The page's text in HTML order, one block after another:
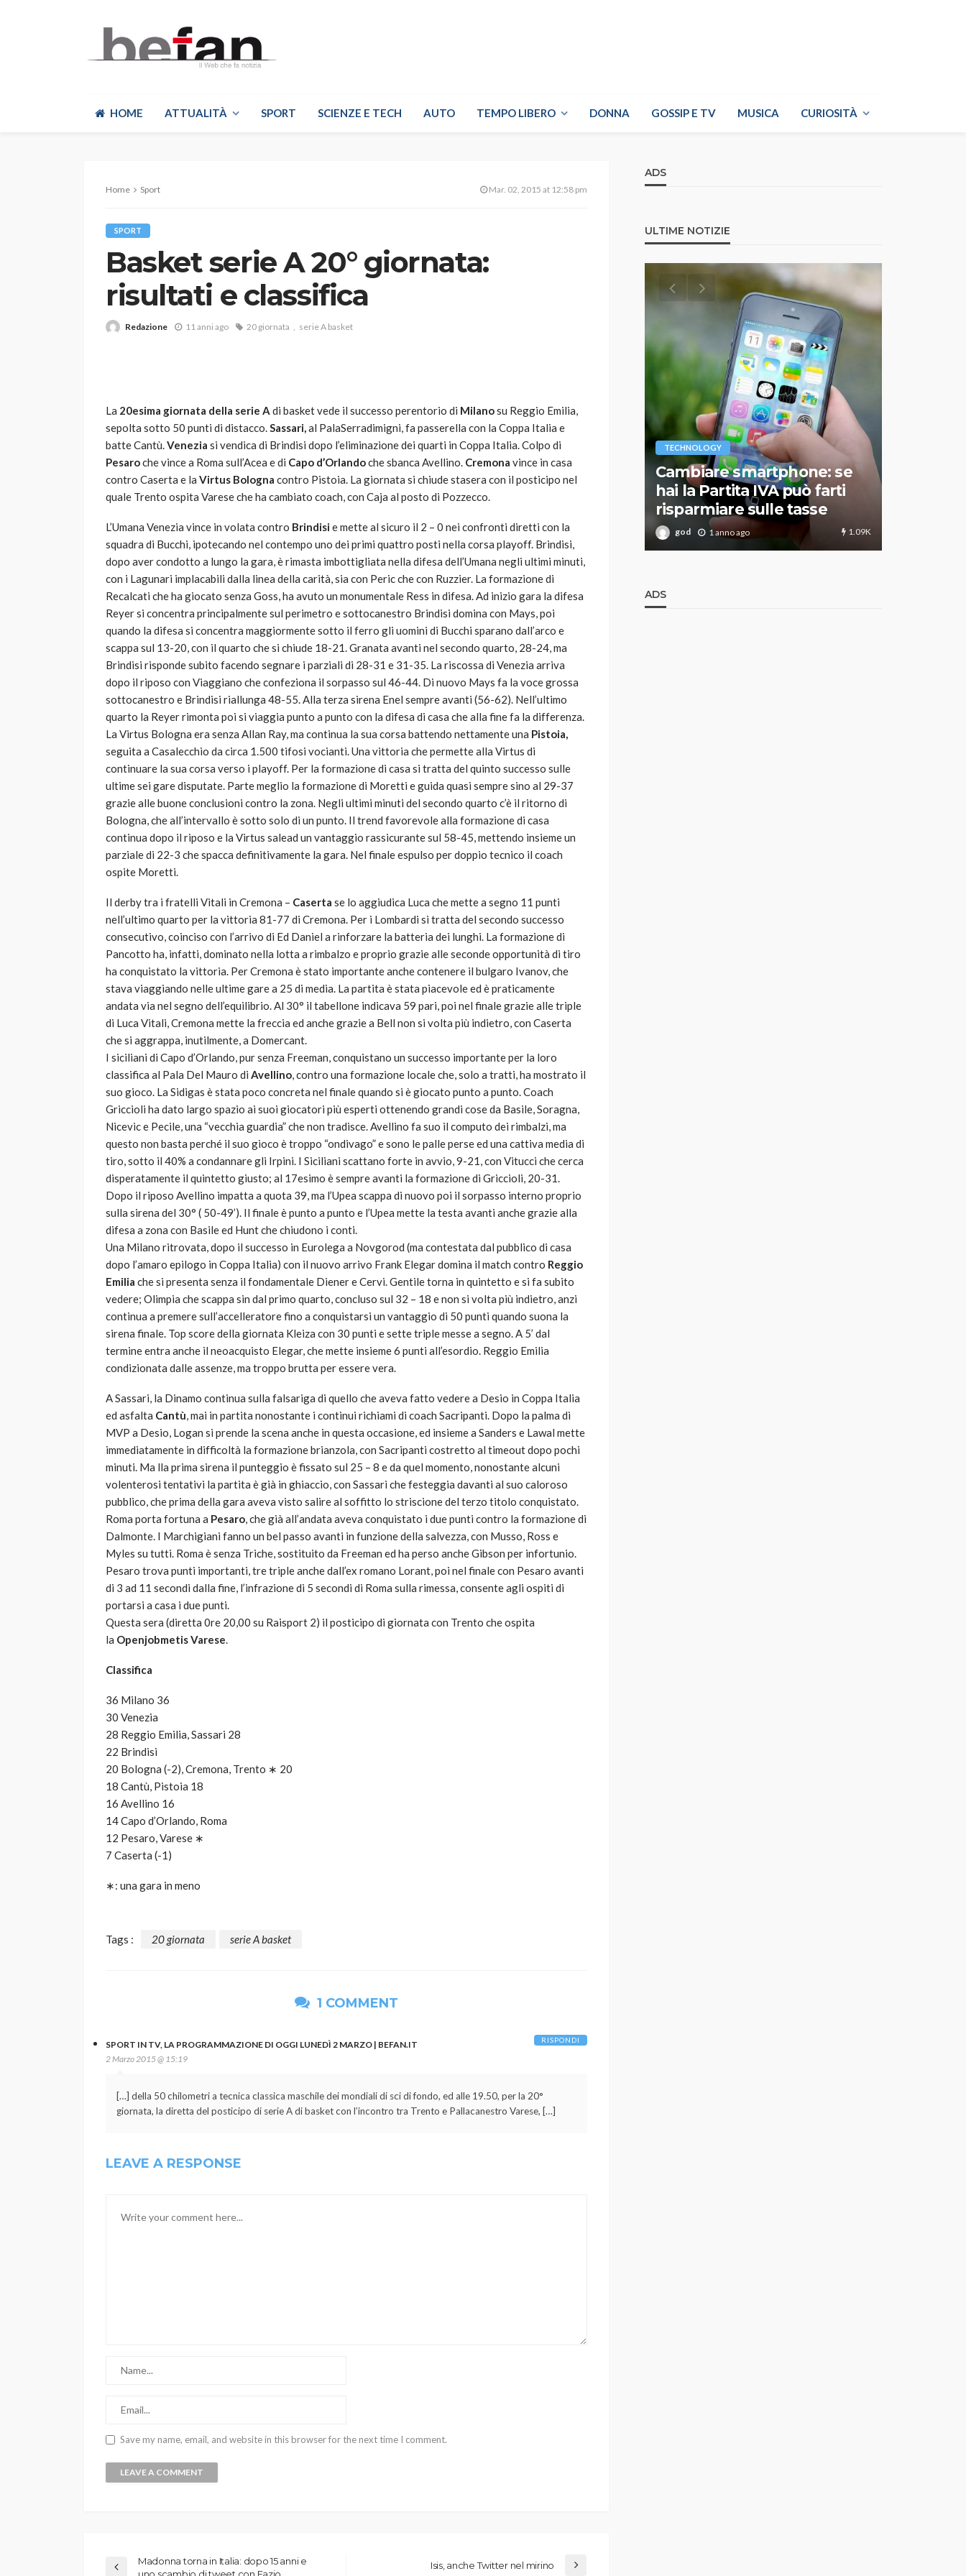
HOME ATTUALITÀ SPORT SCIENZE E TECH AUTO TEMPO LIBERO DONNA GOSSIP E TV MUSICA CURIOSITÀ
Home Sport Mar. 02, 2015 at 12:58 pm
SPORT
Basket serie A 20° giornata:
risultati e classifica
Redazione 11 anni ago 20 giornata serie A basket
La 20esima giornata della serie A di basket vede il successo perentorio di Milanosu Reggio Emilia,
sepolta sotto 50 punti di distacco.Sassari,al PalaSerradimigni, fa passerella con la Coppa Italia e
batte Cantù.Venezia si vendica di Brindisi dopo l’eliminazione dei quarti in Coppa Italia. Colpo di
Pesaroche vince a Roma sull’Acea e di Capo d’Orlandoche sbanca Avellino. Cremona vince in casa
contro Caserta e la Virtus Bologna contro Pistoia. La giornata si chiude stasera con il posticipo nel
quale Trento ospita Varese che ha cambiato coach, con Caja al posto di Pozzecco.
L’Umana Venezia vince in volata contro Brindisie mette al sicuro il 2 – 0 nei confronti diretti con la
squadra di Bucchi, ipotecando nel contempo uno dei primi quattro posti nella corsa playoff. Brindisi,
dopo aver condotto a lungo la gara, è rimasta imbottigliata nella difesa dell’Umana negli ultimi minuti,
con i Lagunari implacabili dalla linea della carità, sia con Peric che con Ruzzier. La formazione di
Recalcati che ha giocato senza Goss, ha avuto un monumentale Ress in difesa. Ad inizio gara la difesa
Reyer si concentra principalmente sul perimetro e sottocanestro Brindisi domina con Mays, poi
quando la difesa si concentra maggiormente sotto il ferro gli uomini di Bucchi sparano dall’arco e
scappa sul 13-20, con il quarto che si chiude 18-21. Granata avanti nel secondo quarto, 28-24, ma
Brindisi risponde subito facendo segnare i parziali di 28-31 e 31-35. La riscossa di Venezia arriva
dopo il riposo con Viaggiano che confeziona il sorpasso sul 46-44. Di nuovo Mays fa la voce grossa
sottocanestro e Brindisi riallunga 48-55. Alla terza sirena Enel sempre avanti (56-62). Nell’ultimo
quarto la Reyer rimonta poi si viaggia punto a punto con la difesa di casa che alla fine fa la differenza.
La Virtus Bologna era senza Allan Ray, ma continua la sua corsa battendo nettamente una Pistoia,
seguita a Casalecchio da circa 1.500 tifosi vocianti. Una vittoria che permette alla Virtus di
continuare la sua corsa verso i playoff. Per la formazione di casa si tratta del quinto successo sulle
ultime sei gare disputate. Parte meglio la formazione di Moretti e guida quasi sempre sino al 29-37
grazie alle buone conclusioni contro la zona. Negli ultimi minuti del secondo quarto c’è il ritorno di
Bologna, che all’intervallo è sotto solo di un punto. Il trend favorevole alla formazione di casa
continua dopo il riposo e la Virtus salead un vantaggio rassicurante sul 58-45, mettendo insieme un
parziale di 22-3 che spacca definitivamente la gara. Nel finale espulso per doppio tecnico il coach
ospite Moretti.
Il derby tra i fratelli Vitali in Cremona – Caserta se lo aggiudica Luca che mette a segno 11 punti
nell’ultimo quarto per la vittoria 81-77 di Cremona. Per i Lombardi si tratta del secondo successo
consecutivo, coinciso con l’arrivo di Ed Daniel a rinforzare la batteria dei lunghi. La formazione di
Pancotto ha, infatti, dominato nella lotta a rimbalzo e proprio grazie alle seconde opportunità di tiro
ha conquistato la vittoria. Per Cremona è stato importante anche contenere il bulgaro Ivanov, che
stava viaggiando nelle ultime gare a 25 di media. La partita è stata piacevole ed è praticamente
andata via nel segno dell’equilibrio. Al 30° il tabellone indicava 59 pari, poi nel finale grazie alle triple
di Luca Vitali, Cremona mette la freccia ed anche grazie a Bell non si volta più indietro, con Caserta
che si aggrappa, inutilmente, a Domercant.
I siciliani di Capo d’Orlando, pur senza Freeman, conquistano un successo importante per la loro
classifica al Pala Del Mauro di Avellino, contro una formazione locale che, solo a tratti, ha mostrato il
suo gioco. La Sidigas è stata poco concreta nel finale quando si è giocato punto a punto. Coach
Griccioli ha dato largo spazio ai suoi giocatori più esperti ottenendo grandi cose da Basile, Soragna,
Nicevic e Pecile, una “vecchia guardia” che non tradisce. Avellino fa suo il computo dei rimbalzi, ma
questo non basta perché il suo gioco è troppo “ondivago” e sono le palle perse ed una cattiva media di
tiro, sotto il 40% a condannare gli Irpini. I Siciliani scattano forte in avvio, 9-21, con Vitucci che cerca
disperatamente il quintetto giusto; al 17esimo è sempre avanti la formazione di Griccioli, 20-31.
Dopo il riposo Avellino impatta a quota 39, ma l’Upea scappa di nuovo poi il sorpasso interno proprio
sulla sirena del 30° ( 50-49’). Il finale è punto a punto e l’Upea mette la testa avanti anche grazie alla
difesa a zona con Basile ed Hunt che chiudono i conti.
Una Milano ritrovata, dopo il successo in Eurolega a Novgorod (ma contestata dal pubblico di casa
dopo l’amaro epilogo in Coppa Italia) con il nuovo arrivo Frank Elegar domina il match contro Reggio
Emilia che si presenta senza il fondamentale Diener e Cervi. Gentile torna in quintetto e si fa subito
vedere; Olimpia che scappa sin dal primo quarto, concluso sul 32 – 18 e non si volta più indietro, anzi
continua a premere sull’accelleratore fino a conquistarsi un vantaggio di 50 punti quando suona la
sirena finale. Top score della giornata Kleiza con 30 punti e sette triple messe a segno. A 5’ dal
termine entra anche il neoacquisto Elegar, che mette insieme 6 punti all’esordio. Reggio Emilia
condizionata dalle assenze, ma troppo brutta per essere vera.
A Sassari, la Dinamo continua sulla falsariga di quello che aveva fatto vedere a Desio in Coppa Italia
ed asfalta Cantù, mai in partita nonostante i continui richiami di coach Sacripanti. Dopo la palma di
MVP a Desio, Logan si prende la scena anche in questa occasione, ed insieme a Sanders e Lawal mette
immediatamente in difficoltà la formazione brianzola, con Sacripanti costretto al timeout dopo pochi
minuti. Ma lla prima sirena il punteggio è fissato sul 25 – 8 e da quel momento, nonostante alcuni
volenterosi tentativi la partita è già in ghiaccio, con Sassari che festeggia davanti al suo caloroso
pubblico, che prima della gara aveva visto salire al soffitto lo striscione del terzo titolo conquistato.
Roma porta fortuna a Pesaro, che già all’andata aveva conquistato i due punti contro la formazione di
Dalmonte. I Marchigiani fanno un bel passo avanti in funzione della salvezza, con Musso, Ross e
Myles su tutti. Roma è senza Triche, sostituito da Freeman ed ha perso anche Gibson per infortunio.
Pesaro trova punti importanti, tre triple anche dall’ex romano Lorant, poi nel finale con Pesaro avanti
di 3 ad 11 secondi dalla fine, l’infrazione di 5 secondi di Roma sulla rimessa, consente agli ospiti di
portarsi a casa i due punti.
Questa sera (diretta 0re 20,00 su Raisport 2) il posticipo di giornata con Trento che ospita
la Openjobmetis Varese.
Classifica
36 Milano 36
30 Venezia
28 Reggio Emilia, Sassari 28
22 Brindisi
20 Bologna (-2), Cremona, Trento ∗ 20
18 Cantù, Pistoia 18
16 Avellino 16
14 Capo d’Orlando, Roma
12 Pesaro, Varese ∗
7 Caserta (-1)
∗: una gara in meno
Tags : 20 giornata serie A basket
1 COMMENT
SPORT IN TV, LA PROGRAMMAZIONE DI OGGI LUNEDÌ 2 MARZO | BEFAN.IT
2 Marzo 2015 @ 15:19
[…] della 50 chilometri a tecnica classica maschile dei mondiali di sci di fondo, ed alle 19.50, per la 20°
giornata, la diretta del posticipo di serie A di basket con l’incontro tra Trento e Pallacanestro Varese, […]
RISPONDI
LEAVE A RESPONSE
Save my name, email, and website in this browser for the next time I comment.
Madonna torna in Italia: dopo 15 anni e
uno scambio di tweet con Fazio
Isis, anche Twitter nel mirino
ADS
ULTIME NOTIZIE
VARIE
Robot tagliaerba: quale
scegliere per il tuo prato
god 1 anno ago 784
AUTO SPORT
MG alle Final 8 di Coppa
Davis: tennis mondiale e
passione per
l’automobilismo
god 9 mesi ago
TECHNOLOGY
Cambiare smartphone: se
hai la Partita IVA può farti
risparmiare sulle tasse
god 1 anno ago 1.09K
ADS